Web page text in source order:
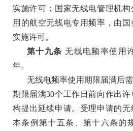
实施许可；国家无线电管理机
用的航空无线电专用频率，由
实施许可。
第十九条无线电频率使用
年。
无线电频率使用期限届满后
期限届满30个工作日前向作出
构提出延续申请。受理申请的
本条例第十五条、第十六条的